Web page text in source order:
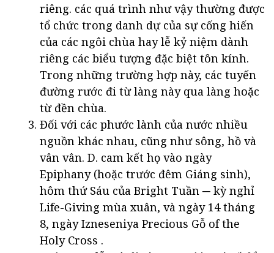
riêng. các quá trình như vậy thường được
tổ chức trong danh dự của sự cống hiến
của các ngôi chùa hay lễ kỷ niệm dành
riêng các biểu tượng đặc biệt tôn kính.
Trong những trường hợp này, các tuyến
đường rước đi từ làng này qua làng hoặc
từ đền chùa.
Đối với các phước lành của nước nhiều
nguồn khác nhau, cũng như sông, hồ và
vân vân. D. cam kết họ vào ngày
Epiphany (hoặc trước đêm Giáng sinh),
hôm thứ Sáu của Bright Tuần ─ kỳ nghỉ
Life-Giving mùa xuân, và ngày 14 tháng
8, ngày Izneseniya Precious Gỗ of the
Holy Cross .